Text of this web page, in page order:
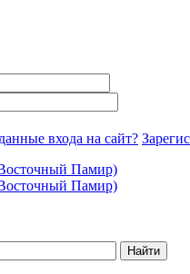
входа на сайт?
Найти